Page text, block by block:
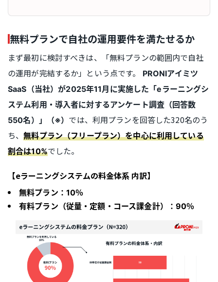
無料プランで自社の運用要件を満たせるか
まず最初に検討すべきは、「無料プランの範囲内で自社
の運用が完結するか」という点です。
PRONIアイミツ
SaaS（当社）が2025年11月に実施した「eラーニングシ
ステム利用・導入者に対するアンケート調査（回答数
550名）」（※） では、利用プランを回答した320名のう
ち、無料プラン（フリープラン）を中心に利用している
割合は10%でした。
【eラーニングシステムの料金体系 内訳】
無料プラン：10％
有料プラン（従量・定額・コース課金計）：90％